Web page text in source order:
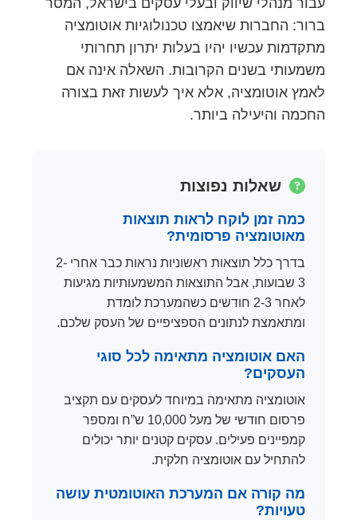
ברור: החברות שיאמצו טכנולוגיות אוטומציה
מתקדמות עכשיו יהיו בעלות יתרון תחרותי
משמעותי בשנים הקרובות. השאלה אינה אם
לאמץ אוטומציה, אלא איך לעשות זאת בצורה
החכמה והיעילה ביותר.
שאלות נפוצות
כמה זמן לוקח לראות תוצאות
מאוטומציה פרסומית?
בדרך כלל תוצאות ראשוניות נראות כבר אחרי 2-
3 שבועות, אבל התוצאות המשמעותיות מגיעות
לאחר 2-3 חודשים כשהמערכת לומדת
ומתאמצת לנתונים הספציפיים של העסק שלכם.
האם אוטומציה מתאימה לכל סוגי
העסקים?
אוטומציה מתאימה במיוחד לעסקים עם תקציב
פרסום חודשי של מעל 10,000 ש”ח ומספר
קמפיינים פעילים. עסקים קטנים יותר יכולים
להתחיל עם אוטומציה חלקית.
מה קורה אם המערכת האוטומטית עושה
טעויות?